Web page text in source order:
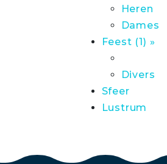
Heren
Dames
Feest (1) »
Divers
Sfeer
Lustrum